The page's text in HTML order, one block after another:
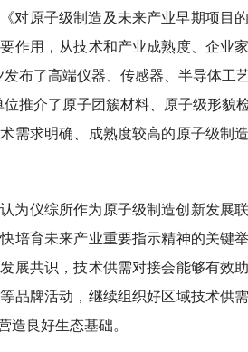
对原子级制造及未来产业早期项目
作用，从技术和产业成熟度、企业
布了高端仪器、传感器、半导体工
推介了原子团簇材料、原子级形貌
需求明确、成熟度较高的原子级制
为仪综所作为原子级制造创新发展
培育未来产业重要指示精神的关键
展共识，技术供需对接会能够有效
品牌活动，继续组织好区域技术供
造良好生态基础。